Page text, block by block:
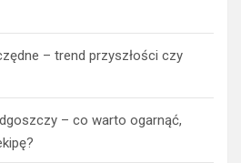
– trend przyszłości czy
– co warto ogarnąć,